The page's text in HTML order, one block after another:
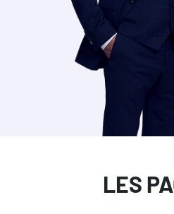
LES